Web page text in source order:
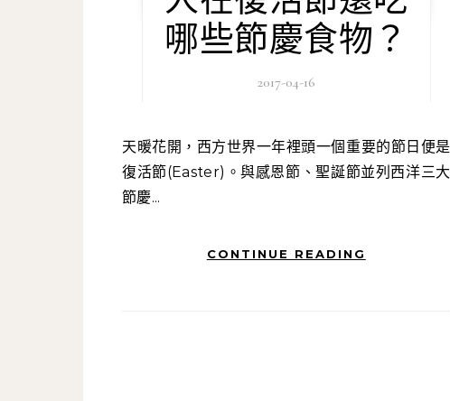
哪些節慶食物？
2017-04-16
天暖花開，西方世界一年裡頭一個重要的節日便是
復活節(Easter)。與感恩節、聖誕節並列西洋三大
節慶...
CONTINUE READING